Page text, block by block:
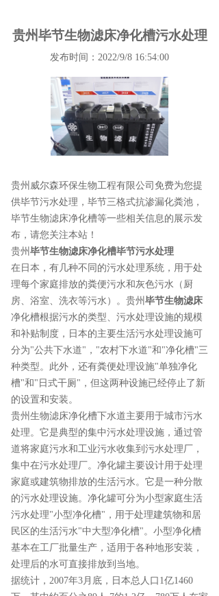
贵州毕节生物滤床净化槽污水处理
发布时间：2022/9/8 16:54:00
贵州威尔森环保生物工程有限公司免费为您提
供毕节污水处理 ，毕节三格式抗渗漏化粪池，
毕节生物滤床净化槽等一些相关信息的展示发
布，请您关注本站！
贵州 毕节生物滤床净化槽毕节污水处理
在日本，有几种不同的污水处理系统，用于处
理每个家庭排放的粪便污水和灰色污水（厨
房、浴室、洗衣等污水）。贵州 毕节生物滤床
净化槽根据污水的类型、污水处理设施的规模
和补贴制度，日本的主要生活污水处理设施可
分为"公共下水道"，"农村下水道"和"净化槽"三
种类型。此外，还有粪便处理设施"单独净化
槽"和"日式干厕"，但这两种设施已经停止了新
的设置和安装。
贵州生物滤床净化槽下水道主要用于城市污水
处理。它是典型的集中污水处理设施，通过管
道将家庭污水和工业污水收集到污水处理厂，
集中在污水处理厂。净化罐主要设计用于处理
家庭或建筑物排放的生活污水。它是一种分散
的污水处理设施。净化罐可分为小型家庭生活
污水处理"小型净化槽"，用于处理建筑物和居
民区的生活污水"中大型净化槽"。小型净化槽
基本在工厂批量生产，适用于各种地形安装，
处理后的水可直接排放到当地。
据统计，2007年3月底，日本总人口1亿1460